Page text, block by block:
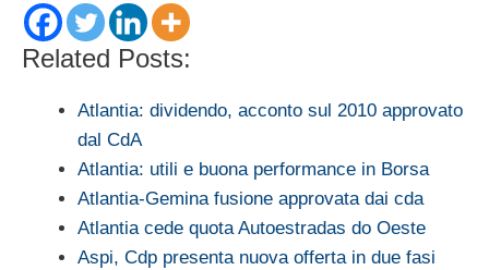
Related Posts:
Atlantia: dividendo, acconto sul 2010 approvato
dal CdA
Atlantia: utili e buona performance in Borsa
Atlantia-Gemina fusione approvata dai cda
Atlantia cede quota Autoestradas do Oeste
Aspi, Cdp presenta nuova offerta in due fasi